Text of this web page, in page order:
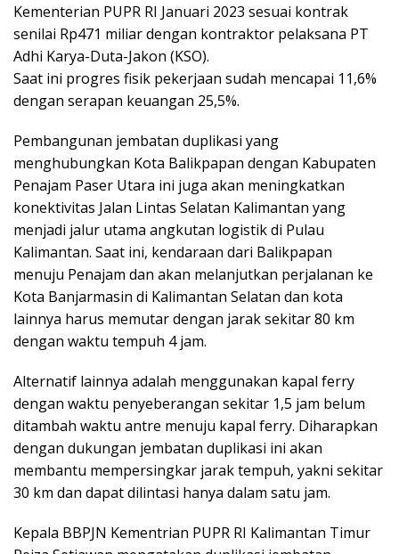
Kementerian PUPR RI Januari 2023 sesuai kontrak
senilai Rp471 miliar dengan kontraktor pelaksana PT
Adhi Karya-Duta-Jakon (KSO).
Saat ini progres fisik pekerjaan sudah mencapai 11,6%
dengan serapan keuangan 25,5%.
Pembangunan jembatan duplikasi yang
menghubungkan Kota Balikpapan dengan Kabupaten
Penajam Paser Utara ini juga akan meningkatkan
konektivitas Jalan Lintas Selatan Kalimantan yang
menjadi jalur utama angkutan logistik di Pulau
Kalimantan. Saat ini, kendaraan dari Balikpapan
menuju Penajam dan akan melanjutkan perjalanan ke
Kota Banjarmasin di Kalimantan Selatan dan kota
lainnya harus memutar dengan jarak sekitar 80 km
dengan waktu tempuh 4 jam.
Alternatif lainnya adalah menggunakan kapal ferry
dengan waktu penyeberangan sekitar 1,5 jam belum
ditambah waktu antre menuju kapal ferry. Diharapkan
dengan dukungan jembatan duplikasi ini akan
membantu mempersingkar jarak tempuh, yakni sekitar
30 km dan dapat dilintasi hanya dalam satu jam.
Kepala BBPJN Kementrian PUPR RI Kalimantan Timur